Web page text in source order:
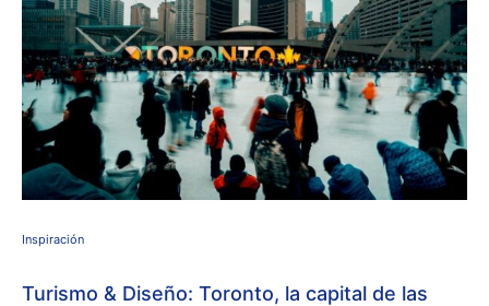
Inspiración
Turismo & Diseño: Toronto, la capital de las